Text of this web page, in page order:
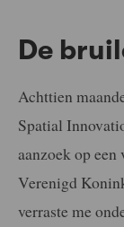
De
Achttien
Spatial
aanzoek op
Verenigd
verraste me